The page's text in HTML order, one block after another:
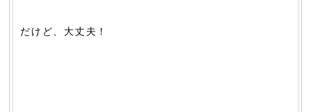
だけど、大丈夫！